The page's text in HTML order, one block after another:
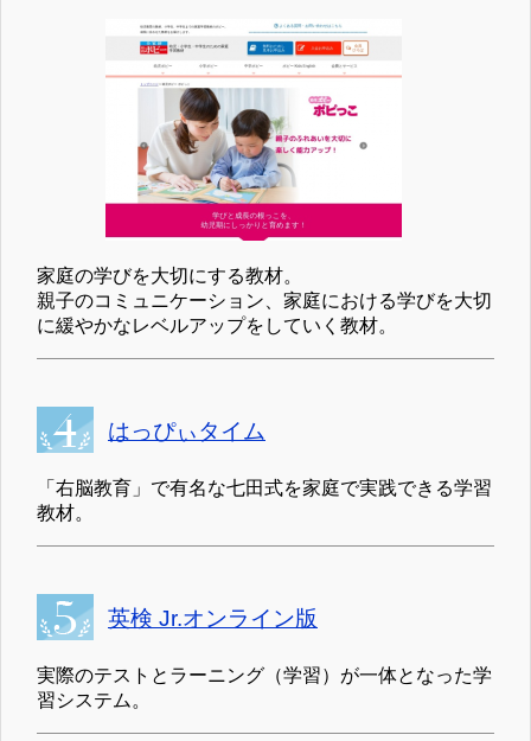
家庭の学びを大切にする教材。
親子のコミュニケーション、家庭における学びを大切
に緩やかなレベルアップをしていく教材。
はっぴぃタイム
「右脳教育」で有名な七田式を家庭で実践できる学習
教材。
英検 Jr.オンライン版
実際のテストとラーニング（学習）が一体となった学
習システム。